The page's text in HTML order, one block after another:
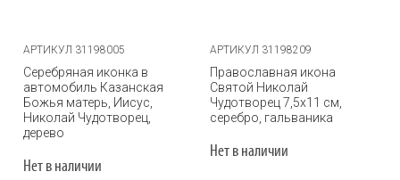
АРТИКУЛ 31198005
Серебряная иконка в
автомобиль Казанская
Божья матерь, Иисус,
Николай Чудотворец,
дерево
Нет в наличии
АРТИКУЛ 31198209
Православная икона
Святой Николай
Чудотворец 7,5х11 см,
серебро, гальваника
Нет в наличии